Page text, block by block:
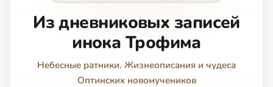
Из дневниковых записей
инока Трофима
Небесные ратники. Жизнеописания и чудеса
Оптинских новомучеников